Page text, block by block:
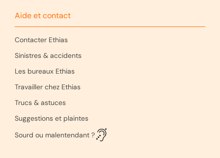
Aide et contact
Contacter Ethias
Sinistres & accidents
Les bureaux Ethias
Travailler chez Ethias
Trucs & astuces
Suggestions et plaintes
Sourd ou malentendant ?